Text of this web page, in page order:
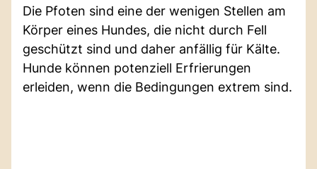
Die Pfoten sind eine der wenigen Stellen am
Körper eines Hundes, die nicht durch Fell
geschützt sind und daher anfällig für Kälte.
Hunde können potenziell Erfrierungen
erleiden, wenn die Bedingungen extrem sind.